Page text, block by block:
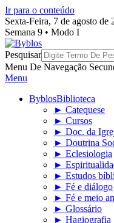
Ir para o conteúdo
Sexta-Feira, 7 de agosto
Semana 9 • Modo I
Byblos
Pesquisar
Menu De Navegação
Menu
ByblosBiblioteca
► Catequese
► Cursos
► Doc. da
► Doutrina
► Eclesiologia
►
► Estudos
► Fé e diálogo
► Fé e meio
► Glossário
► Hagiografia